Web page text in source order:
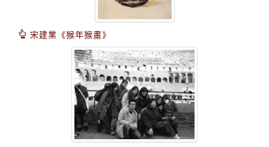
宋建業《猴年猴畫》